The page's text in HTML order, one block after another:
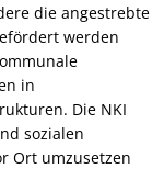
die angestrebte
werden
in
Die NKI
sozialen
Ort umzusetzen